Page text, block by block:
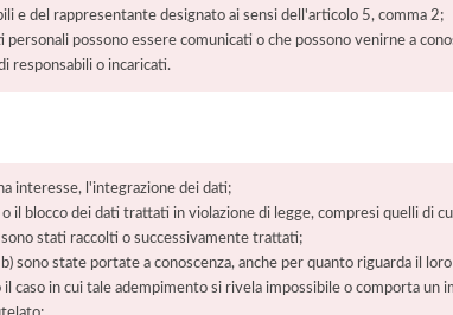
e del rappresentante designato ai sensi dell'articolo 5, comma 2;
possono essere comunicati o che possono venirne a
responsabili o incaricati.
interesse, l'integrazione dei dati;
il blocco dei dati trattati in violazione di legge, compresi quelli di
stati raccolti o successivamente trattati;
sono state portate a conoscenza, anche per quanto riguarda il
caso in cui tale adempimento si rivela impossibile o comporta un